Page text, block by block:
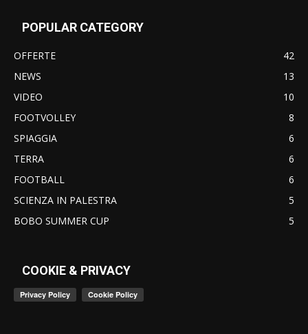
POPULAR CATEGORY
OFFERTE
42
NEWS
13
VIDEO
10
FOOTVOLLEY
8
SPIAGGIA
6
TERRA
6
FOOTBALL
6
SCIENZA IN PALESTRA
5
BOBO SUMMER CUP
5
COOKIE & PRIVACY